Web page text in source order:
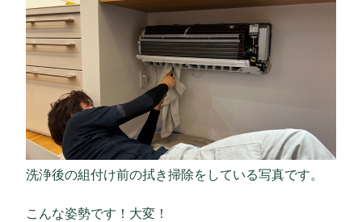
洗浄後の組付け前の拭き掃除をしている写真です。
こんな姿勢です！大変！